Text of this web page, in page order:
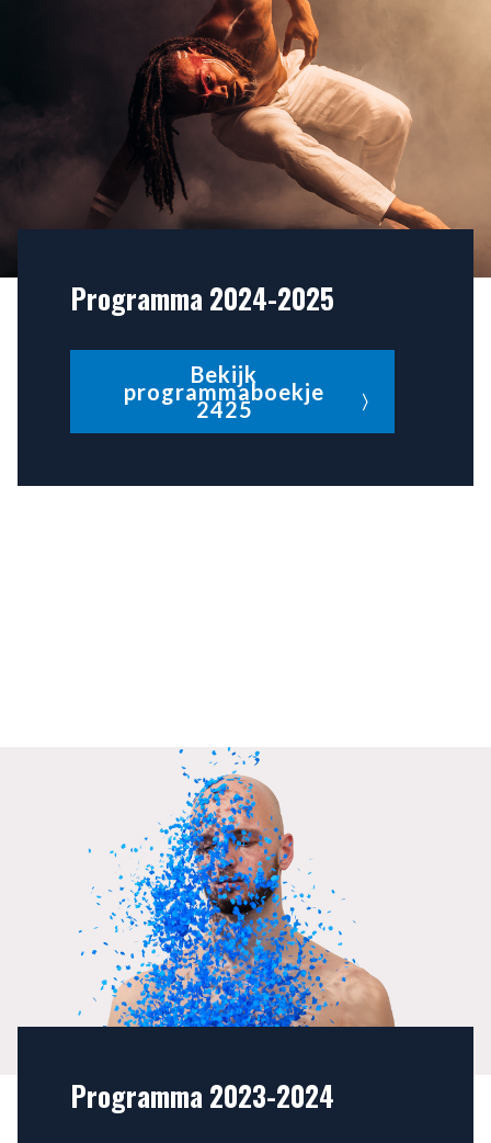
Programma 2024-2025
Bekijk
programmaboekje
2425
Programma 2023-2024